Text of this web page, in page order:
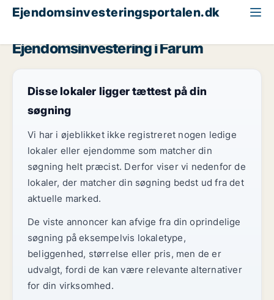
Ejendomsinvesteringsportalen.dk
Ejendomsinvestering i Farum
Disse lokaler ligger tættest på din
søgning
Vi har i øjeblikket ikke registreret nogen ledige
lokaler eller ejendomme som matcher din
søgning helt præcist. Derfor viser vi nedenfor de
lokaler, der matcher din søgning bedst ud fra det
aktuelle marked.
De viste annoncer kan afvige fra din oprindelige
søgning på eksempelvis lokaletype,
beliggenhed, størrelse eller pris, men de er
udvalgt, fordi de kan være relevante alternativer
for din virksomhed.